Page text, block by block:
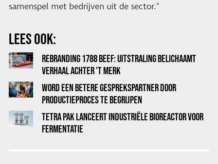
samenspel met bedrijven uit de sector."
LEES OOK:
REBRANDING 1788 BEEF: UITSTRALING BELICHAAMT
VERHAAL ACHTER 'T MERK
WORD EEN BETERE GESPREKSPARTNER DOOR
PRODUCTIEPROCES TE BEGRIJPEN
TETRA PAK LANCEERT INDUSTRIËLE BIOREACTOR VOOR
FERMENTATIE